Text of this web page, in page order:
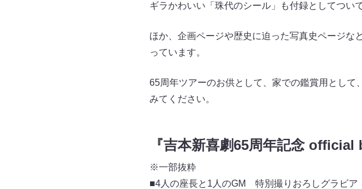
ギラかわいい「珠代のシール」も付録としてつい
ほか、企画ページや歴史に迫った写真史ページな
っています。
65周年ツアーのお供として、家での鑑賞用とし
みてください。
『吉本新喜劇65周年記念
※一部抜粋
■4人の座長と1人のGM 特別撮りおろしグラビア